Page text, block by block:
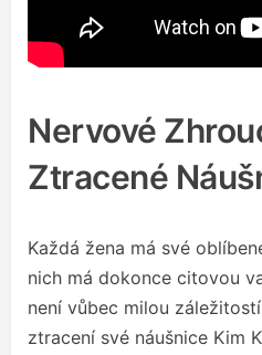
Nervové
Ztracené
Každá žena má své
nich má dokonce citovou
není vůbec milou
ztracení své náušnice Kim